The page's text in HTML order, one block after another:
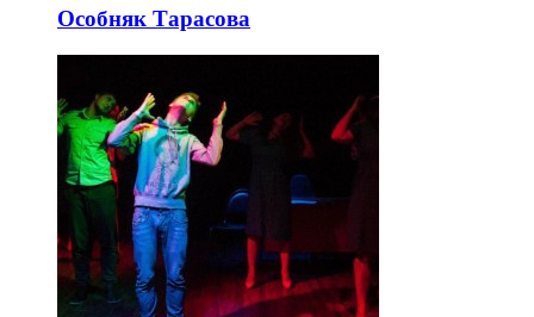
Особняк Тарасова